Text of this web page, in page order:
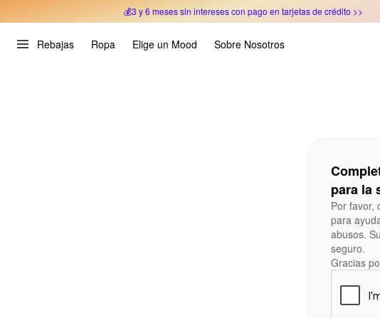
💰3 y 6 meses sin intereses con pago en tarjetas de crédito >>
Rebajas Ropa Elige un Mood Sobre Nosotros
para la
Por favor,
para
abusos.
seguro.
Gracias